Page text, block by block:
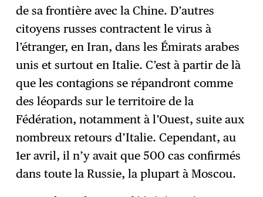
de sa frontière avec la Chine. D’autres
citoyens russes contractent le virus à
l’étranger, en Iran, dans les Émirats arabes
unis et surtout en Italie. C’est à partir de là
que les contagions se répandront comme
des léopards sur le territoire de la
Fédération, notamment à l’Ouest, suite aux
nombreux retours d’Italie. Cependant, au
1er avril, il n’y avait que 500 cas confirmés
dans toute la Russie, la plupart à Moscou.